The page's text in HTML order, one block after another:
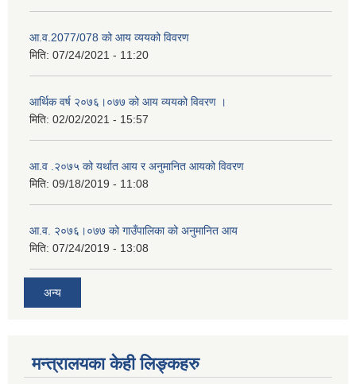
आ.व.2077/078 को आय व्ययको विवरण
मिति: 07/24/2021 - 11:20
आर्थिक वर्ष २०७६।०७७ को आय व्ययको विवरण ।
मिति: 02/02/2021 - 15:57
आ.व .२०७५ को यर्थात आय र अनुमानित आयको विवरण
मिति: 09/18/2019 - 11:08
आ.व. २०७६।०७७ को गाउँपालिका को अनुमानित आय
मिति: 07/24/2019 - 13:08
अन्य
मन्त्रालयका केही लिङ्कहरु